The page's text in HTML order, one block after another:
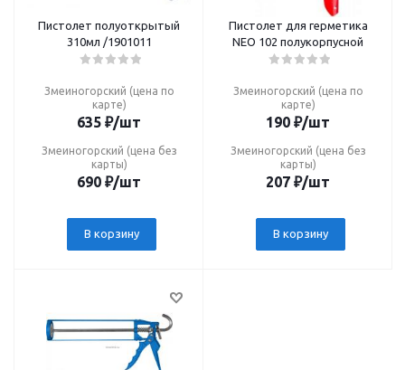
Пистолет полуоткрытый
310мл /1901011
Змеиногорский (цена по
карте)
635 ₽/шт
Змеиногорский (цена без
карты)
690 ₽/шт
В корзину
Пистолет для герметика
NEO 102 полукорпусной
Змеиногорский (цена по
карте)
190 ₽/шт
Змеиногорский (цена без
карты)
207 ₽/шт
В корзину